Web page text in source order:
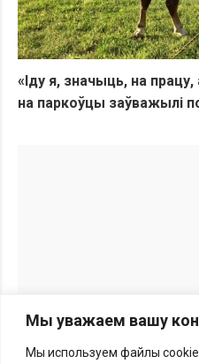
Мы уважаем вашу
Мы используем файлы
«Іду я, значыць, на працу,
на паркоўцы заўважылі